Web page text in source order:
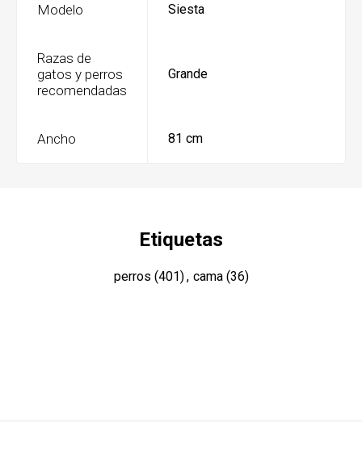
Modelo Siesta
Razas de
gatos y perros
recomendadas
Grande
Ancho 81 cm
Etiquetas
perros (401), cama (36)